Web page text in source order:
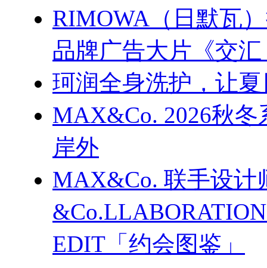
RIMOWA（日默瓦
品牌广告大片《交
珂润全身洗护，让
MAX&Co. 2026秋
岸外
MAX&Co. 联手设计
EDIT「约会图鉴」